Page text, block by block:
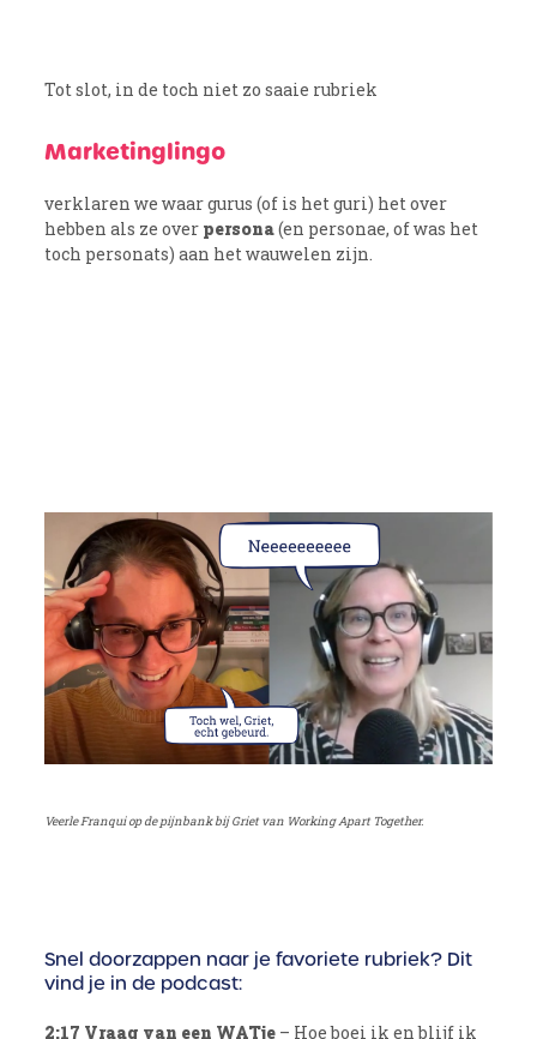
Tot slot, in de toch niet zo saaie rubriek
Marketinglingo
verklaren we waar gurus (of is het guri) het over
hebben als ze over persona(en personae, of was het
toch personats) aan het wauwelen zijn.
Veerle Franqui op de pijnbank bij Griet van Working Apart Together.
Snel doorzappen naar je favoriete rubriek? Dit
vind je in de podcast:
2:17 Vraag van een WATje – Hoe boei ik en blijf ik